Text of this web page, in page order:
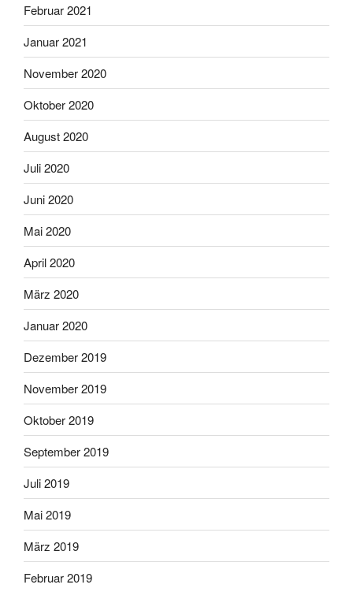
Februar 2021
Januar 2021
November 2020
Oktober 2020
August 2020
Juli 2020
Juni 2020
Mai 2020
April 2020
März 2020
Januar 2020
Dezember 2019
November 2019
Oktober 2019
September 2019
Juli 2019
Mai 2019
März 2019
Februar 2019